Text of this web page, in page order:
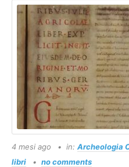
4 mesi ago in: Archeologia
libri
no comments